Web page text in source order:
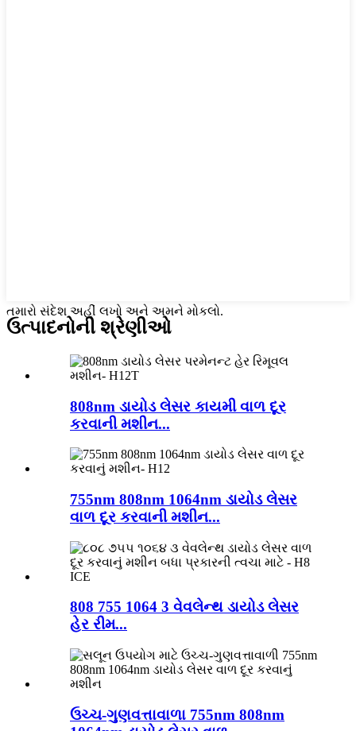
તમારો સંદેશ અહીં લખો અને અમને મોકલો.
ઉત્પાદનોની શ્રેણીઓ
808nm ડાયોડ લેસર કાયમી વાળ દૂર
કરવાની મશીન...
755nm 808nm 1064nm ડાયોડ લેસર
વાળ દૂર કરવાની મશીન...
808 755 1064 3 વેવલેન્થ ડાયોડ લેસર
હેર રીમ...
ઉચ્ચ-ગુણવત્તાવાળા 755nm 808nm